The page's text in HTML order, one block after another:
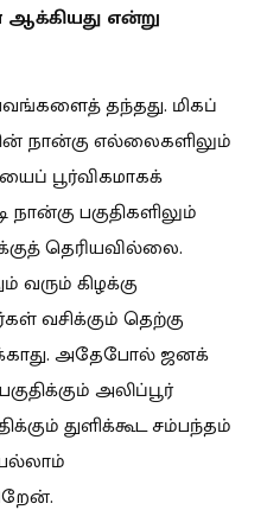
என்று
தந்தது. மிகப்
நான்கு எல்லைகளிலும்
பூர்விகமாகக்
பகுதிகளிலும்
தெரியவில்லை.
வரும் கிழக்கு
வசிக்கும் தெற்கு
அதேபோல் ஜனக்
அலிப்பூர்
துளிக்கூட சம்பந்தம்